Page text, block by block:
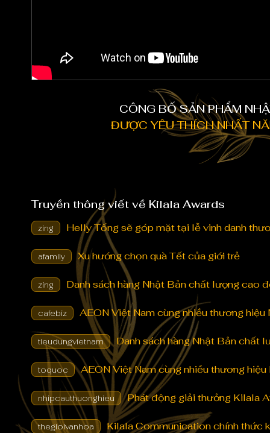
CÔNG BỐ SẢN PHẨM
ĐƯỢC YÊU THÍCH NHẤT
Truyền thông viết về Kilala Awards
zing Helly Tống sẽ góp mặt tại lễ vinh danh
afamily Xu hướng chọn quà Tết của giới trẻ
zing Danh sách hàng Nhật Bản chất lượng cao
cafebiz AEON Việt Nam cùng nhiều thương
tieudungvietnam Danh sách hàng Nhật Bản chất
toquoc AEON Việt Nam cùng nhiều thương
nhipcauthuonghieu Phát động giải thưởng Kilala
thegioivanhoa Kilala Communication chính thức